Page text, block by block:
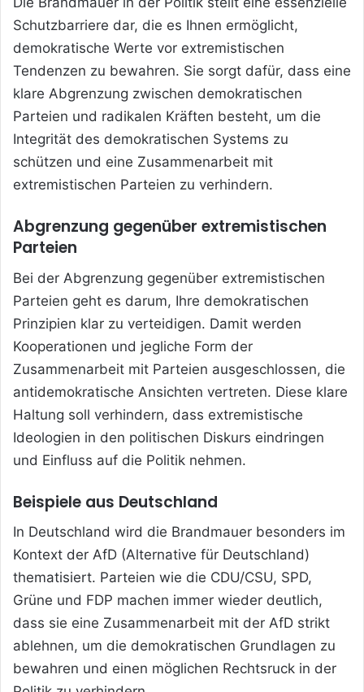
Schutzbarriere dar, die es Ihnen ermöglicht,
demokratische Werte vor extremistischen
Tendenzen zu bewahren. Sie sorgt dafür, dass eine
klare Abgrenzung zwischen demokratischen
Parteien und radikalen Kräften besteht, um die
Integrität des demokratischen Systems zu
schützen und eine Zusammenarbeit mit
extremistischen Parteien zu verhindern.
Abgrenzung gegenüber extremistischen
Parteien
Bei der Abgrenzung gegenüber extremistischen
Parteien geht es darum, Ihre demokratischen
Prinzipien klar zu verteidigen. Damit werden
Kooperationen und jegliche Form der
Zusammenarbeit mit Parteien ausgeschlossen, die
antidemokratische Ansichten vertreten. Diese klare
Haltung soll verhindern, dass extremistische
Ideologien in den politischen Diskurs eindringen
und Einfluss auf die Politik nehmen.
Beispiele aus Deutschland
In Deutschland wird die Brandmauer besonders im
Kontext der AfD (Alternative für Deutschland)
thematisiert. Parteien wie die CDU/CSU, SPD,
Grüne und FDP machen immer wieder deutlich,
dass sie eine Zusammenarbeit mit der AfD strikt
ablehnen, um die demokratischen Grundlagen zu
bewahren und einen möglichen Rechtsruck in der